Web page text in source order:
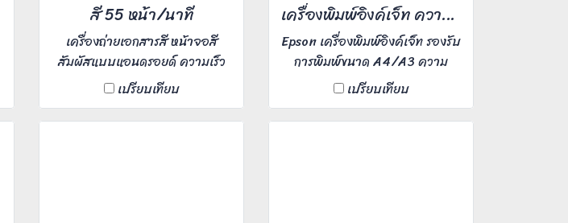
สี 55 หน้า/นาที
เครื่องถ่ายเอกสารสี หน้าจอสี
สัมผัสแบบแอนดรอยด์ ความเร็ว
55 แผ่นต่อนาที เหมาะสำหรับ
Office ขนาดกลาง ผู้ใช้งาน 5-20
คน
เปรียบเทียบ
เครื่องพิมพ์อิงค์เจ็ท ความเร็วสี 24 หน้า/นาที
Epson เครื่องพิมพ์อิงค์เจ็ท รองรับ
การพิมพ์ขนาด A4/A3 ความ
ละเอียดงานพิมพ์ 4,800x1,200
dpi สแกนงานรูปภาพ 22 หน้า/
นาที ใช้งานสะดวกง่ายดาย บำรุง
เปรียบเทียบ